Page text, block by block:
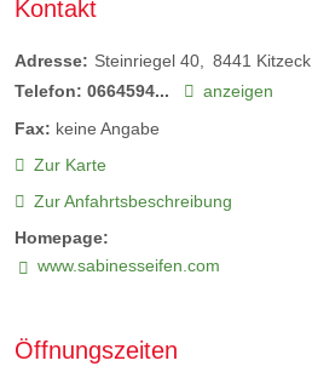
Kontakt
Adresse: Steinriegel 40 8441 Kitzeck
Telefon: 0664594...
anzeigen
Fax: keine Angabe
Zur Karte
Zur Anfahrtsbeschreibung
Homepage:
www.sabinesseifen.com
Öffnungszeiten